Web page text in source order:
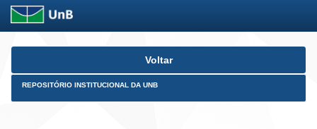
Skip
Voltar
REPOSITÓRIO INSTITUCIONAL DA UNB